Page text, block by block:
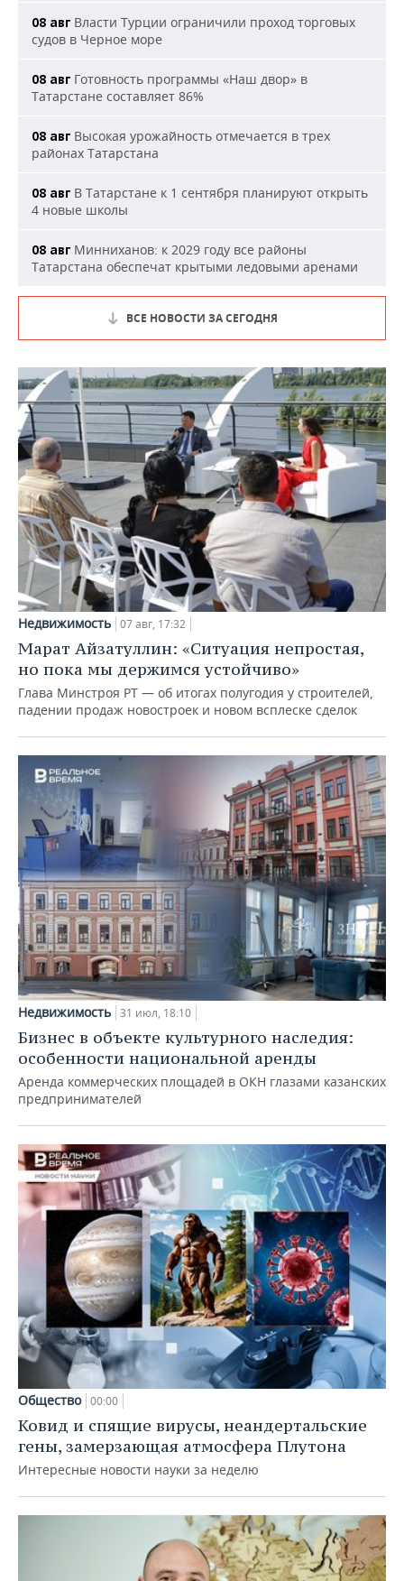
08 авг Власти Турции ограничили проход торговых
судов в Черное море
08 авг Готовность программы «Наш двор» в
Татарстане составляет 86%
08 авг Высокая урожайность отмечается в трех
районах Татарстана
08 авг В Татарстане к 1 сентября планируют открыть
4 новые школы
08 авг Минниханов: к 2029 году все районы
Татарстана обеспечат крытыми ледовыми аренами
ВСЕ НОВОСТИ ЗА СЕГОДНЯ
Недвижимость 07 авг, 17:32
Марат Айзатуллин: «Ситуация непростая,
но пока мы держимся устойчиво»
Глава Минстроя РТ — об итогах полугодия у строителей,
падении продаж новостроек и новом всплеске сделок
Недвижимость 31 июл, 18:10
Бизнес в объекте культурного наследия:
особенности национальной аренды
Аренда коммерческих площадей в ОКН глазами казанских
предпринимателей
Общество 00:00
Ковид и спящие вирусы, неандертальские
гены, замерзающая атмосфера Плутона
Интересные новости науки за неделю